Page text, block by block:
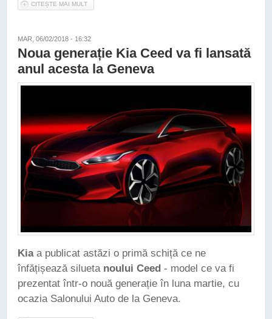
CITEȘTE MAI MULT
MAR, 06/02/2018 - 16:32
Noua generație Kia Ceed va fi lansată
anul acesta la Geneva
Kiaa publicat astăzi o primă schiță ce ne
înfățișează silueta noului Ceed - model ce va fi
prezentat într-o nouă generație în luna martie, cu
ocazia Salonului Auto de la Geneva.